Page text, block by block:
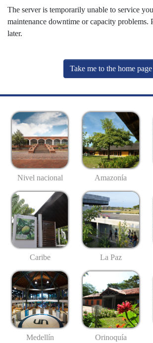
The server is temporarily unable to service
maintenance downtime or capacity problems.
later.
Take me to the home page
Nivel nacional Amazonía
Caribe La Paz
Medellín Orinoquía